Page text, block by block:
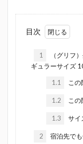
目次
1
（グリフ
ギュラーサイズ
1.1 こ
1.2 こ
1.3 サイ
2 宿泊先で